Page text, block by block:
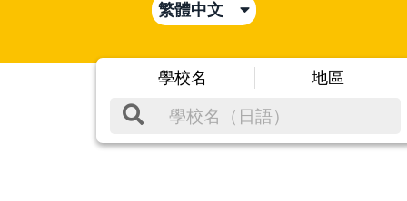
繁體中文
學校名 地區